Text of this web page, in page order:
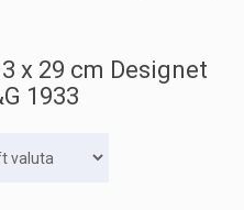
x 29 cm Designet
1933